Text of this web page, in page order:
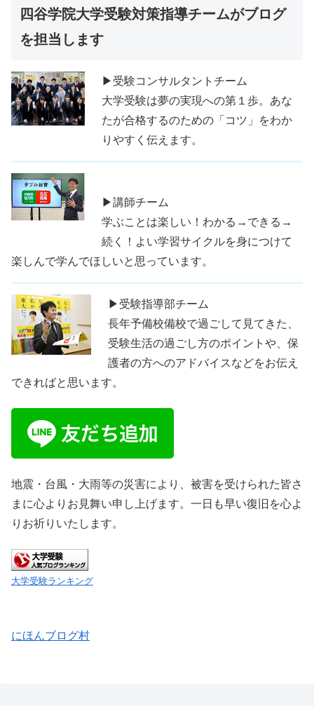
四谷学院大学受験対策指導チームがブログ
を担当します
▶受験コンサルタントチーム
大学受験は夢の実現への第１歩。あな
たが合格するのための「コツ」をわか
りやすく伝えます。
▶講師チーム
学ぶことは楽しい！わかる→できる→
続く！よい学習サイクルを身につけて
楽しんで学んでほしいと思っています。
▶受験指導部チーム
長年予備校備校で過ごして見てきた、
受験生活の過ごし方のポイントや、保
護者の方へのアドバイスなどをお伝え
できればと思います。
地震・台風・大雨等の災害により、被害を受けられた皆さ
まに心よりお見舞い申し上げます。一日も早い復旧を心よ
りお祈りいたします。
大学受験ランキング
にほんブログ村